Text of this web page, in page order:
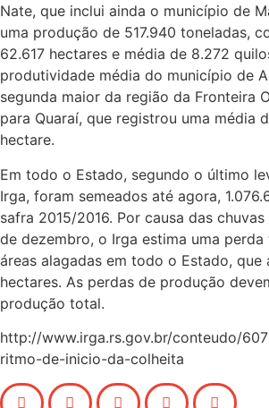
Nate, que inclui ainda o município de
uma produção de 517.940 toneladas,
62.617 hectares e média de 8.272
produtividade média do município de
segunda maior da região da Fronteira
para Quaraí, que registrou uma média
hectare.
Em todo o Estado, segundo o último
Irga, foram semeados até agora,
safra 2015/2016. Por causa das
de dezembro, o Irga estima uma
áreas alagadas em todo o Estado, que
hectares. As perdas de produção
produção total.
http://www.irga.rs.gov.br/conteudo/
ritmo-de-inicio-da-colheita